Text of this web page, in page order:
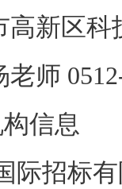
市
杨老
信息
际招标